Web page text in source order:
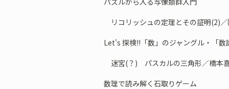
リコリッシュの定理とその証明(2)
Let's 探検!!「数」のジャングル・「数
迷宮(？) パスカルの三角形／橋本
数理で読み解く石取りゲーム